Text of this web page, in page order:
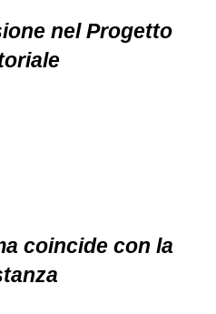
nel Progetto
coincide con la